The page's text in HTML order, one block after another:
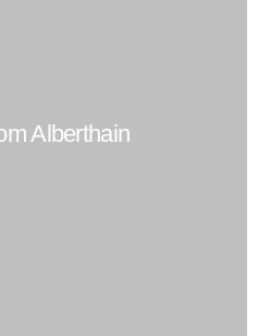
Alberthain